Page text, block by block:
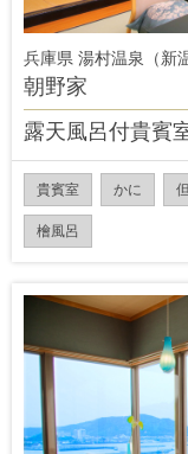
兵庫県 湯村温泉（新
朝野家
露天風呂付貴賓
貴賓室 かに
檜風呂